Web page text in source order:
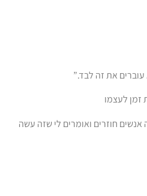
את זה לבד.”
לעצמו
חוזרים ואומרים לי שזה עשה